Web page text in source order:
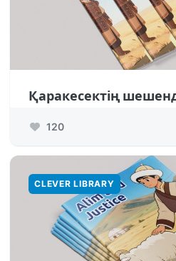
Қаракесектің
120
CLEVER LIBRARY